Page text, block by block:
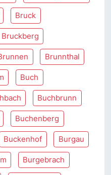
Bruck
Bruckberg
Brunnthal
Buch
Buchbrunn
Buchenberg
Buckenhof Burgau
Burgebrach